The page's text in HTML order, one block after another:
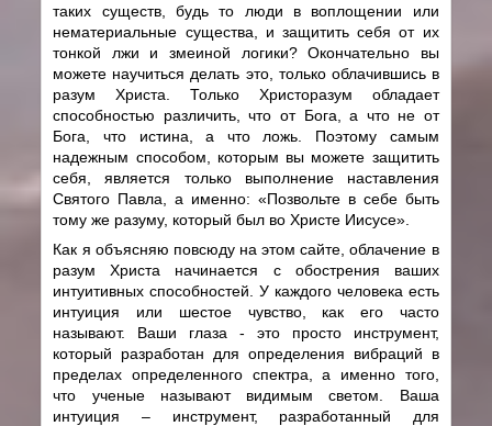
таких существ, будь то люди в воплощении или
нематериальные существа, и защитить себя от их
тонкой лжи и змеиной логики? Окончательно вы
можете научиться делать это, только облачившись в
разум Христа. Только Христоразум обладает
способностью различить, что от Бога, а что не от
Бога, что истина, а что ложь. Поэтому самым
надежным способом, которым вы можете защитить
себя, является только выполнение наставления
Святого Павла, а именно: «Позвольте в себе быть
тому же разуму, который был во Христе Иисусе».
Как я объясняю повсюду на этом сайте, облачение в
разум Христа начинается с обострения ваших
интуитивных способностей. У каждого человека есть
интуиция или шестое чувство, как его часто
называют. Ваши глаза - это просто инструмент,
который разработан для определения вибраций в
пределах определенного спектра, а именно того,
что ученые называют видимым светом. Ваша
интуиция – инструмент, разработанный для